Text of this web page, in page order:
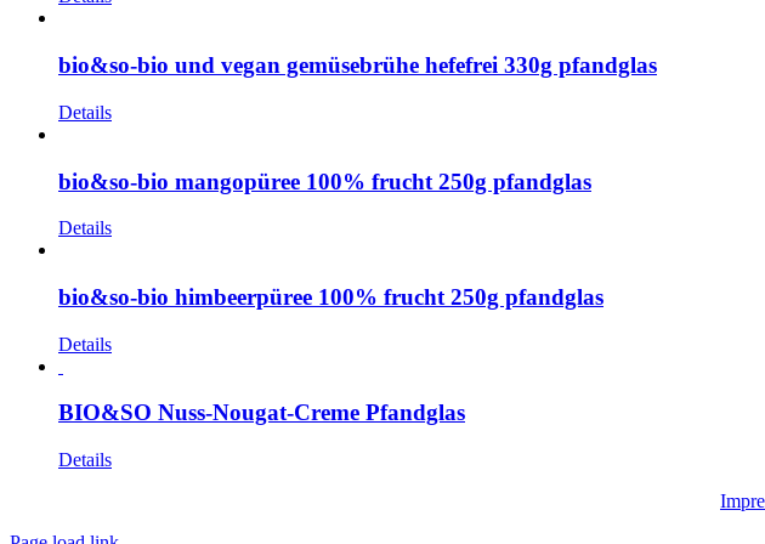
bio&so-bio und vegan gemüsebrühe hefefrei 330g pfandglas
Details
bio&so-bio mangopüree 100% frucht 250g pfandglas
Details
bio&so-bio himbeerpüree 100% frucht 250g pfandglas
Details
BIO&SO Nuss-Nougat-Creme Pfandglas
Details